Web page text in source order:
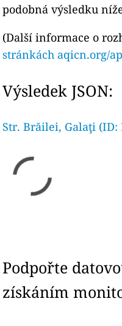
podobná výsledku
(Další informace o
stránkách aqicn.org/
Výsledek JSON:
Str. Brăilei, Galaţi (ID:
Podpořte
získáním